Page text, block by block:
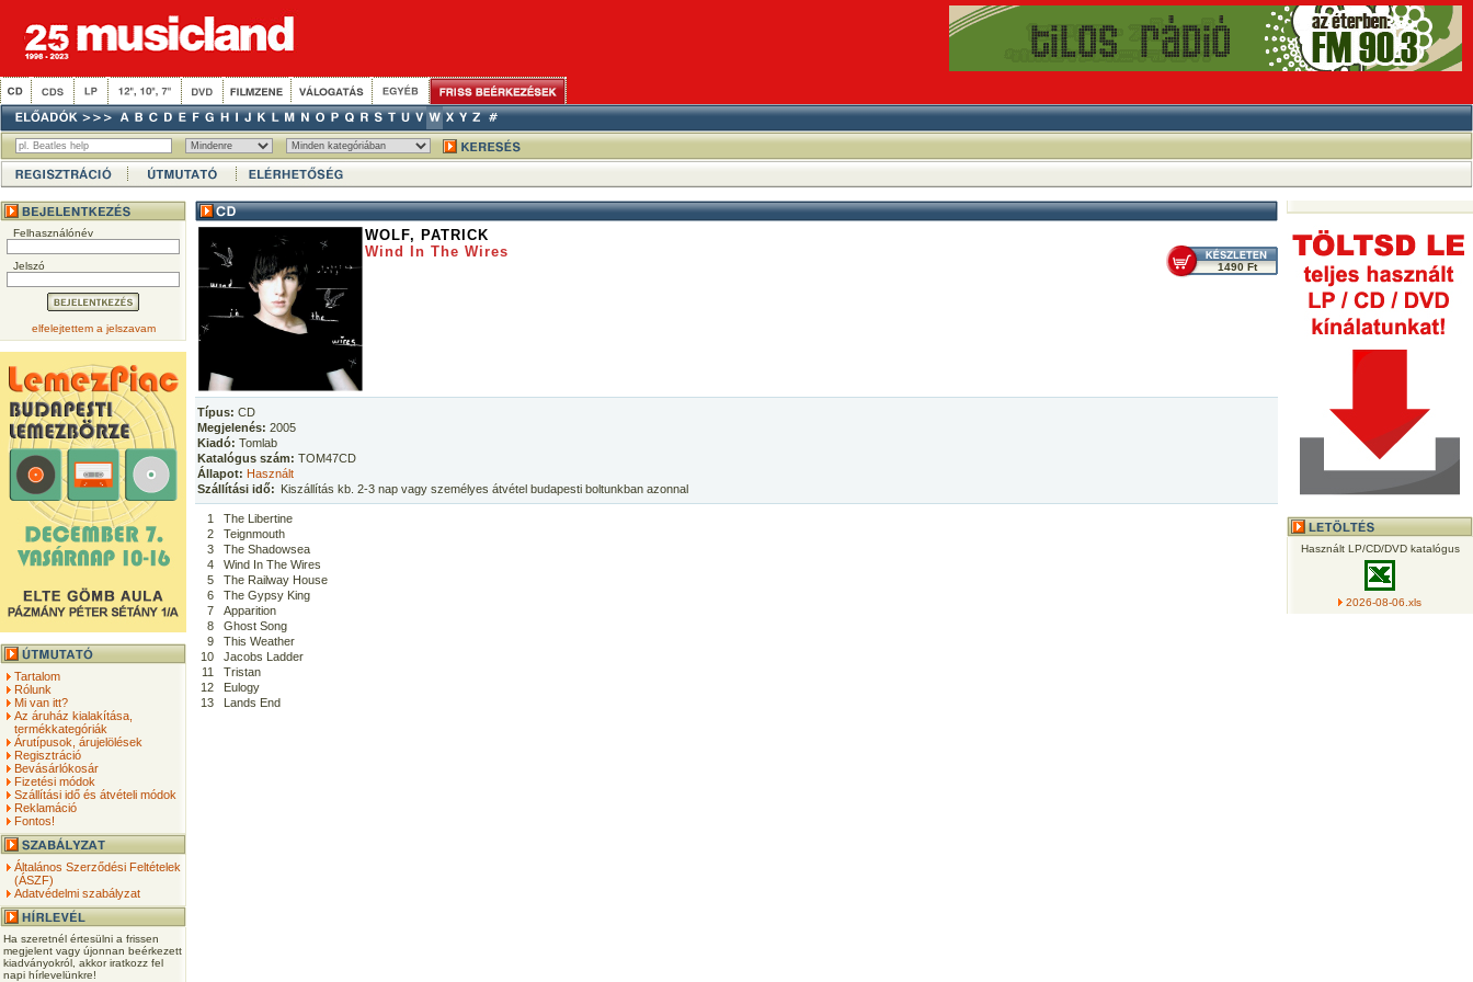
Felhasználónév
Jelszó
elfelejtettem a jelszavam
Tartalom
Rólunk
Mi van itt?
Az áruház kialakítása,
termékkategóriák
Árutípusok, árujelölések
Regisztráció
Bevásárlókosár
Fizetési módok
Szállítási idő és átvételi módok
Reklamáció
Fontos!
Általános Szerződési Feltételek
(ÁSZF)
Adatvédelmi szabályzat
Ha szeretnél értesülni a frissen
megjelent vagy újonnan beérkezett
kiadványokról, akkor iratkozz fel
napi hírlevelünkre!
WOLF, PATRICK
Wind In The Wires
1490 Ft
Típus: CD
Megjelenés: 2005
Kiadó: Tomlab
Katalógus szám: TOM47CD
Állapot: Használt
Szállítási idő: Kiszállítás kb. 2-3 nap vagy személyes átvétel budapesti boltunkban azonnal
1
The Libertine
2
Teignmouth
3
The Shadowsea
4
Wind In The Wires
5
The Railway House
6
The Gypsy King
7
Apparition
8
Ghost Song
9
This Weather
10
Jacobs Ladder
11
Tristan
12
Eulogy
13
Lands End
Használt LP/CD/DVD katalógus
2026-08-06.xls